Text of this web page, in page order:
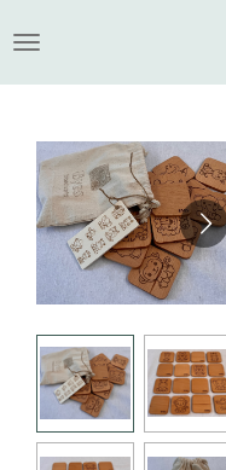
direct
naar
hoofdinhoud